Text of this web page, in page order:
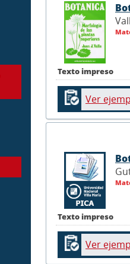
Texto impreso
Ver
Texto impreso
Ver